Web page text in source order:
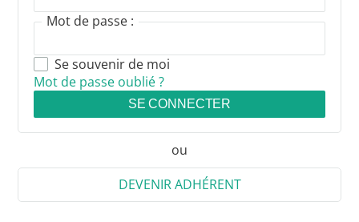
Mot de passe :
Se souvenir de moi
Mot de passe oublié ?
SE CONNECTER
ou
DEVENIR ADHÉRENT